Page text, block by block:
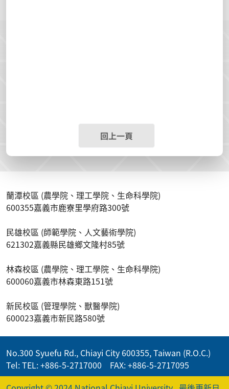
回上一頁
蘭潭校區 (農學院、理工學院、生命科學院)
600355嘉義市鹿寮里學府路300號
民雄校區 (師範學院、人文藝術學院)
621302嘉義縣民雄鄉文隆村85號
林森校區 (農學院、理工學院、生命科學院)
600060嘉義市林森東路151號
新民校區 (管理學院、獸醫學院)
600023嘉義市新民路580號
No.300 Syuefu Rd., Chiayi City 600355, Taiwan (R.O.C.)
Tel: TEL: +886-5-2717000 FAX: +886-5-2717095